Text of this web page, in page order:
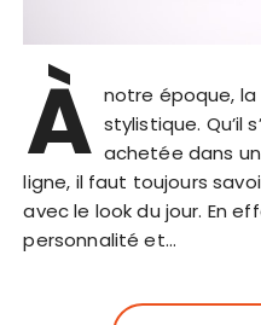
À notre époque,
stylistique. Qu’il
achetée dans
ligne, il faut toujours
avec le look du jour. En
personnalité et…